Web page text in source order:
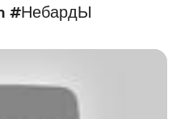
#НебардЫ